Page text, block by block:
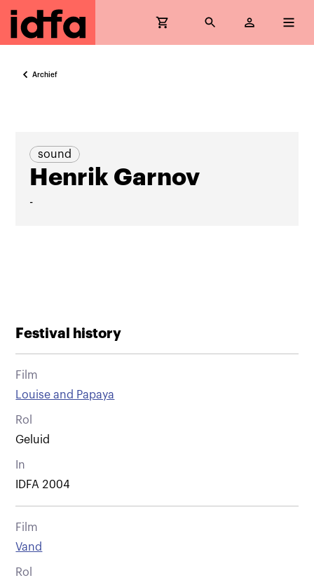
Archief
sound
Henrik Garnov
-
Festival history
Film
Louise and Papaya
Rol
Geluid
In
IDFA 2004
Film
Vand
Rol